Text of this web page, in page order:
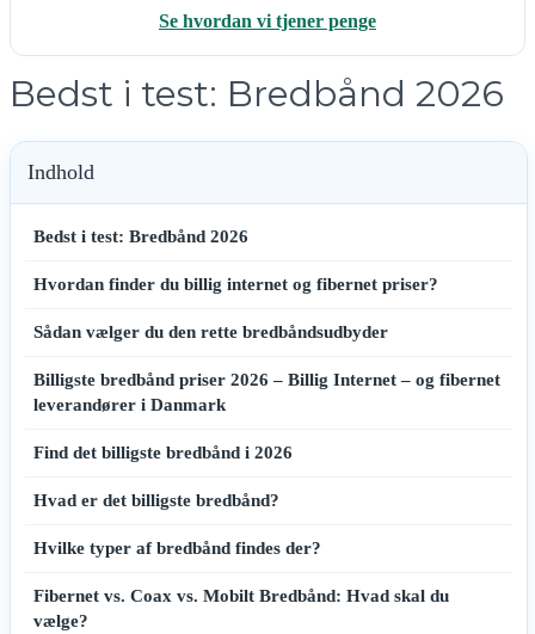
Se hvordan vi tjener penge
Bedst i test: Bredbånd 2026
Indhold
Bedst i test: Bredbånd 2026
Hvordan finder du billig internet og fibernet priser?
Sådan vælger du den rette bredbåndsudbyder
Billigste bredbånd priser 2026 – Billig Internet – og fibernet
leverandører i Danmark
Find det billigste bredbånd i 2026
Hvad er det billigste bredbånd?
Hvilke typer af bredbånd findes der?
Fibernet vs. Coax vs. Mobilt Bredbånd: Hvad skal du
vælge?